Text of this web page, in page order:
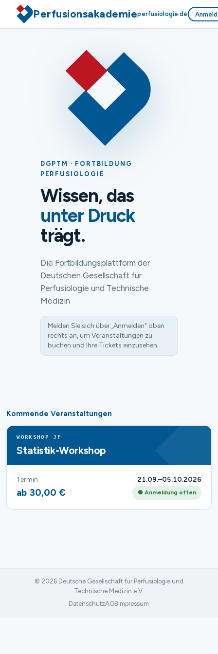
Perfusionsakademieperfusiologie.de
DGPTM · FORTBILDUNG
PERFUSIOLOGIE
Wissen, das
unter Druck
trägt.
Die Fortbildungsplattform der
Deutschen Gesellschaft für
Perfusiologie und Technische
Medizin
Melden Sie sich über „Anmelden" oben
rechts an, um Veranstaltungen zu
buchen und Ihre Tickets einzusehen.
Kommende Veranstaltungen
WORKSHOP JF
Statistik-Workshop
Termin 21.09.–05.10.2026
ab 30,00 € ● Anmeldung offen
© 2026 Deutsche Gesellschaft für Perfusiologie und
Technische Medizin e.V.
DatenschutzAGB Impressum